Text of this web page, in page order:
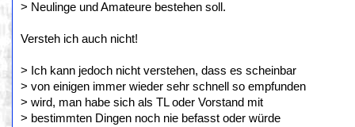
> Neulinge und Amateure bestehen soll.
Versteh ich auch nicht!
> Ich kann jedoch nicht verstehen, dass es scheinbar
> von einigen immer wieder sehr schnell so empfunden
> wird, man habe sich als TL oder Vorstand mit
> bestimmten Dingen noch nie befasst oder würde